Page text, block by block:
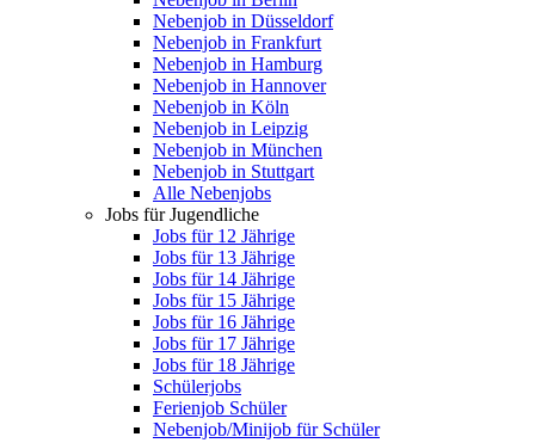
Nebenjob in Düsseldorf
Nebenjob in Frankfurt
Nebenjob in Hamburg
Nebenjob in Hannover
Nebenjob in Köln
Nebenjob in Leipzig
Nebenjob in München
Nebenjob in Stuttgart
Alle Nebenjobs
Jobs für Jugendliche
Jobs für 12 Jährige
Jobs für 13 Jährige
Jobs für 14 Jährige
Jobs für 15 Jährige
Jobs für 16 Jährige
Jobs für 17 Jährige
Jobs für 18 Jährige
Schülerjobs
Ferienjob Schüler
Nebenjob/Minijob für Schüler